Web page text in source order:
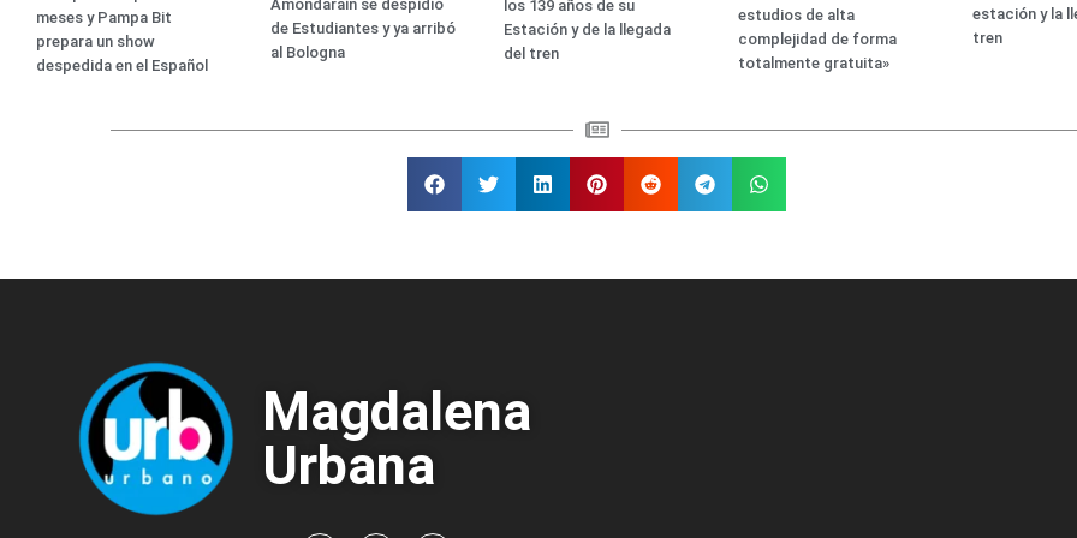
meses y Pampa Bit
prepara un show
despedida en el Español
Amondarain se despidió
de Estudiantes y ya arribó
al Bologna
los 139 años de su
Estación y de la llegada
del tren
estudios de alta
complejidad de forma
totalmente gratuita»
estación y la
tren
Magdalena
Urbana